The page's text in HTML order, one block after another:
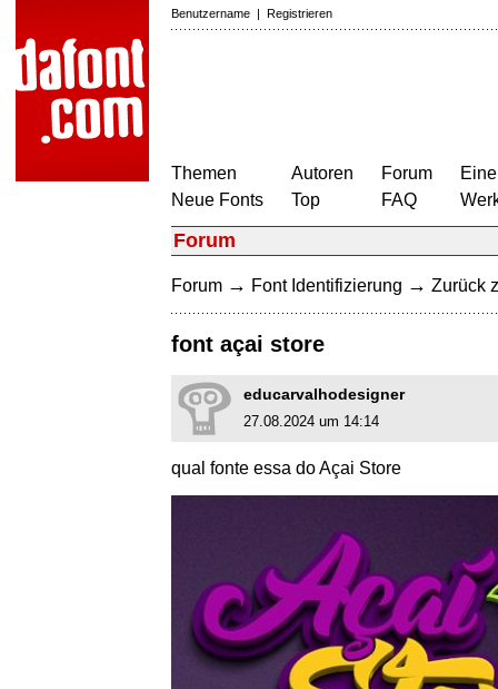
Benutzername | Registrieren
Themen
Neue Fonts
Autoren
Top
Forum
FAQ
Forum
Forum → Font Identifizierung → Zurück
font açai store
educarvalhodesigner
27.08.2024 um 14:14
qual fonte essa do Açai Store